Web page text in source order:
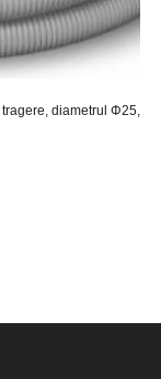
diametrul Φ25,